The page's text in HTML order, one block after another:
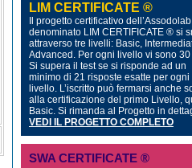
LIM CERTIFICATE ®
Il progetto certificativo dell’Assodolab
denominato LIM CERTIFICATE ® si
attraverso tre livelli: Basic,
Advanced. Per ogni livello vi sono 30
Si supera il test se si risponde ad un
minimo di 21 risposte esatte per ogni
livello. L’iscritto può fermarsi anche
alla certificazione del primo Livello,
Basic. Si rimanda al Progetto in
VEDI IL PROGETTO COMPLETO
SWA CERTIFICATE ®